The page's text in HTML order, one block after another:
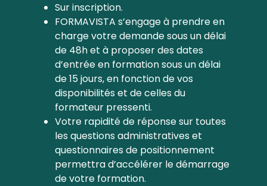
Sur inscription.
FORMAVISTA s’engage à prendre en
charge votre demande sous un délai
de 48h et à proposer des dates
d’entrée en formation sous un délai
de 15 jours, en fonction de vos
disponibilités et de celles du
formateur pressenti.
Votre rapidité de réponse sur toutes
les questions administratives et
questionnaires de positionnement
permettra d’accélérer le démarrage
de votre formation.